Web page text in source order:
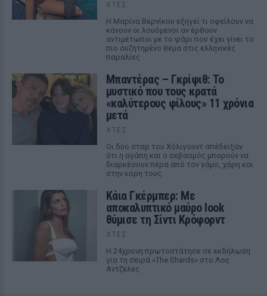
ΧΤΕΣ
Η Μαρίνα Βερνίκου εξηγεί τι οφείλουν να
κάνουν οι λουόμενοι αν έρθουν
αντιμέτωποι με το ψάρι που έχει γίνει το
πιο συζητημένο θέμα στις ελληνικές
παραλίες
Μπαντέρας – Γκρίφιθ: Το
μυστικό που τους κρατά
«καλύτερους φίλους» 11 χρόνια
μετά
ΧΤΕΣ
Οι δύο σταρ του Χόλιγουντ απέδειξαν
ότι η αγάπη και ο σεβασμός μπορούν να
διαρκέσουν πέρα από τον γάμο, χάρη και
στην κόρη τους.
Κάια Γκέρμπερ: Με
αποκαλυπτικό μαύρο look
θύμισε τη Σίντι Κρόφορντ
ΧΤΕΣ
Η 24χρονη πρωτοστάτησε σε εκδήλωση
για τη σειρά «The Shards» στο Λος
Αντζελες